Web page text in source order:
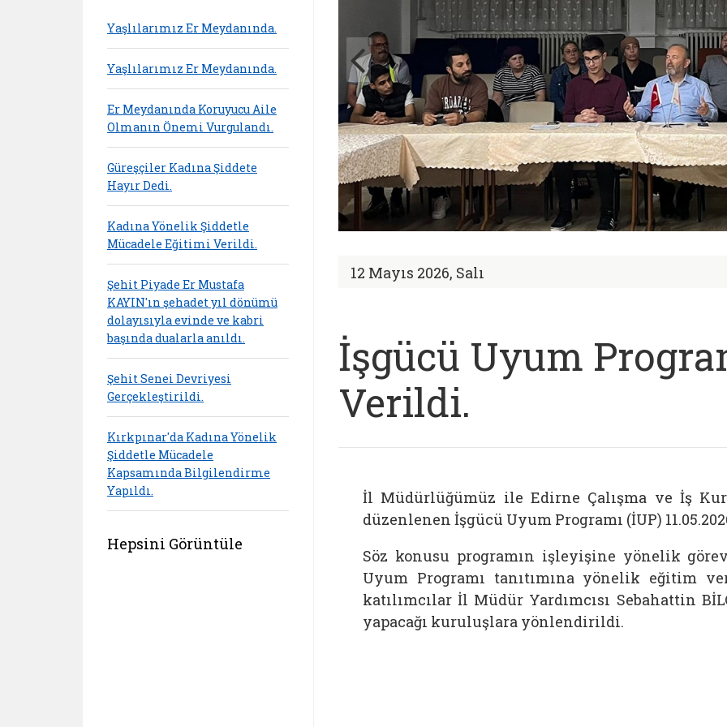
12 Mayıs 2026, Salı
İşgücü Uyum
Verildi.
İl Müdürlüğümüz ile Edirne Çalışma ve İş
düzenlenen İşgücü Uyum Programı (İUP)
Söz konusu programın işleyişine yönelik
Uyum Programı tanıtımına yönelik eğitim
katılımcılar İl Müdür Yardımcısı Sebahattin
yapacağı kuruluşlara yönlendirildi.
Yaşlılarımız Er Meydanında.
Yaşlılarımız Er Meydanında.
Er Meydanında Koruyucu Aile
Olmanın Önemi Vurgulandı.
Güreşçiler Kadına Şiddete
Hayır Dedi.
Kadına Yönelik Şiddetle
Mücadele Eğitimi Verildi.
Şehit Piyade Er Mustafa
KAYIN'ın şehadet yıl dönümü
dolayısıyla evinde ve kabri
başında dualarla anıldı.
Şehit Senei Devriyesi
Gerçekleştirildi.
Kırkpınar'da Kadına Yönelik
Şiddetle Mücadele
Kapsamında Bilgilendirme
Yapıldı.
Hepsini Görüntüle